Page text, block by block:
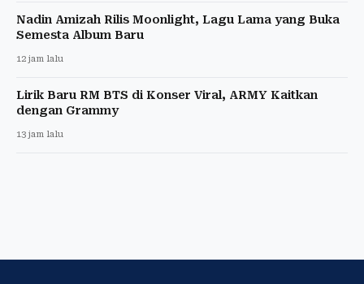
Nadin Amizah Rilis Moonlight, Lagu Lama yang Buka
Semesta Album Baru
12 jam lalu
Lirik Baru RM BTS di Konser Viral, ARMY Kaitkan
dengan Grammy
13 jam lalu